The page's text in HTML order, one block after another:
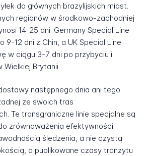
do głównych brazylijskich miast.
regionów w środkowo-zachodniej
14-25 dni. Germany Special Line
9-12 dni z Chin, a UK Special Line
w ciągu 3-7 dni po przybyciu i
Brytanii.
następnego dnia ani tego
ze swoich tras
Te transgraniczne linie specjalne są
zrównoważenia efektywności
śledzenia, a nie czystą
a publikowane czasy tranzytu